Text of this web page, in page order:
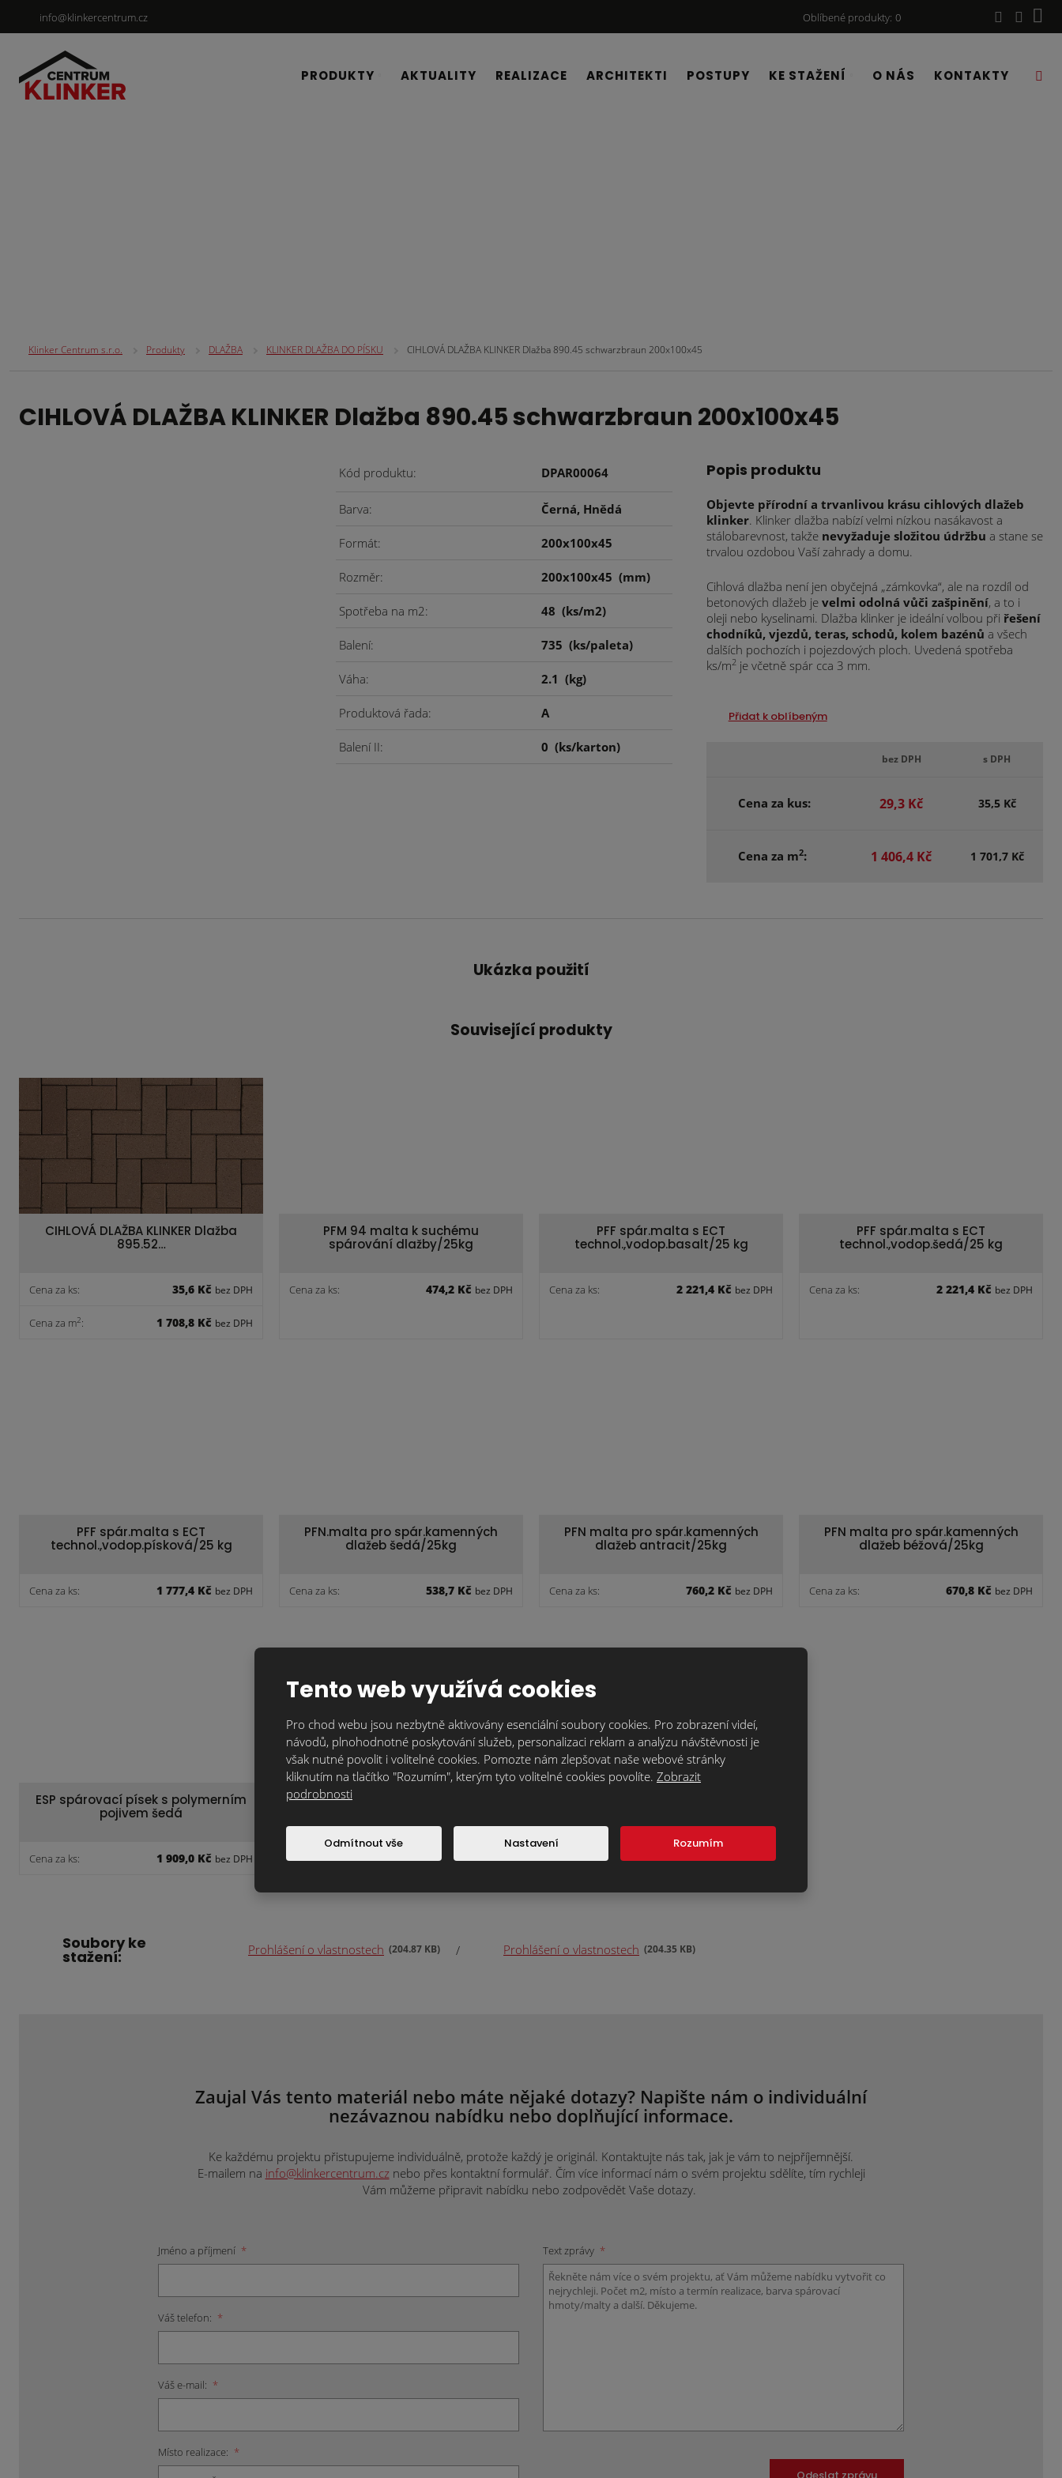
info@klinkercentrum.cz Oblíbené produkty 0
PRODUKTY AKTUALITY REALIZACE ARCHITEKTI POSTUPY KE STAŽENÍ O NÁS KONTAKTY
Klinker Centrum s.r.o. Produkty DLAŽBA KLINKER DLAŽBA DO PÍSKU CIHLOVÁ DLAŽBA KLINKER Dlažba 890.45 schwarzbraun 200x100x45
CIHLOVÁ DLAŽBA KLINKER Dlažba 890.45 schwarzbraun 200x100x45
Kód produktu DPAR00064
Barva Černá, Hnědá
Formát 200x100x45
Rozměr 200x100x45(mm)
Spotřeba na m2 48(ks/m2)
Balení 735(ks/paleta)
Váha 2.1(kg)
Produktová řada A
Balení II 0(ks/karton)
Popis produktu
Objevte přírodní a trvanlivou krásu cihlových dlažeb
klinker. Klinker dlažba nabízí velmi nízkou nasákavost a
stálobarevnost, takže nevyžaduje složitou údržbu a stane se
trvalou ozdobou Vaší zahrady a domu.
Cihlová dlažba není jen obyčejná „zámkovka“, ale na rozdíl od
betonových dlažeb je velmi odolná vůči zašpinění, a to i
oleji nebo kyselinami. Dlažba klinker je ideální volbou při řešení
chodníků, vjezdů, teras, schodů, kolem bazénů a všech
dalších pochozích i pojezdových ploch. Uvedená spotřeba
ks/m2je včetně spár cca 3 mm.
Přidat k oblíbeným
bez DPH s DPH
Cena za kus: 29,3 Kč 35,5 Kč
Cena za m2: 1 406,4 Kč 1 701,7 Kč
Ukázka použití
Související produkty
CIHLOVÁ DLAŽBA KLINKER Dlažba
895.52…
Cena za ks: 35,6 Kč bez DPH
Cena za m2: 1 708,8 Kč bez DPH
PFM 94 malta k suchému
spárování dlažby/25kg
Cena za ks: 474,2 Kč bez DPH
PFF spár.malta s ECT
technol.,vodop.basalt/25 kg
Cena za ks: 2 221,4 Kč bez DPH
PFF spár.malta s ECT
technol.,vodop.šedá/25 kg
Cena za ks: 2 221,4 Kč bez DPH
PFF spár.malta s ECT
technol.,vodop.písková/25 kg
Cena za ks: 1 777,4 Kč bez DPH
PFN.malta pro spár.kamenných
dlažeb šedá/25kg
Cena za ks: 538,7 Kč bez DPH
PFN malta pro spár.kamenných
dlažeb antracit/25kg
Cena za ks: 760,2 Kč bez DPH
PFN malta pro spár.kamenných
dlažeb béžová/25kg
Cena za ks: 670,8 Kč bez DPH
ESP spárovací písek s polymerním
pojivem šedá
Cena za ks: 1 909,0 Kč bez DPH
Soubory ke
stažení: Prohlášení o vlastnostech 204.87 KB Prohlášení o vlastnostech 204.35 KB
Zaujal Vás tento materiál nebo máte nějaké dotazy? Napište nám o individuální
nezávaznou nabídku nebo doplňující informace.
Ke každému projektu přistupujeme individuálně, protože každý je originál. Kontaktujte nás tak, jak je vám to nejpříjemnější.
E-mailem na info@klinkercentrum.cz nebo přes kontaktní formulář. Čím více informací nám o svém projektu sdělíte, tím rychleji
Vám můžeme připravit nabídku nebo zodpovědět Vaše dotazy.
Jméno a příjmení *
Váš telefon: *
Váš e-mail: *
Místo realizace: *
Text zprávy *
Tento web využívá cookies
Pro chod webu jsou nezbytně aktivovány esenciální soubory cookies. Pro zobrazení videí,
návodů, plnohodnotné poskytování služeb, personalizaci reklam a analýzu návštěvnosti je
však nutné povolit i volitelné cookies. Pomozte nám zlepšovat naše webové stránky
kliknutím na tlačítko "Rozumím", kterým tyto volitelné cookies povolíte. Zobrazit
podrobnosti
Odmítnout vše Nastavení Rozumím